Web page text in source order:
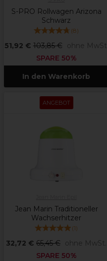
S-PRO Rollwagen Arizona
Schwarz
(8)
51,92 € 103,85 €
ohne MwSt.
SPARE 50%
In den Warenkorb
ANGEBOT
Jean Marin Traditioneller
Wachserhitzer
(1)
32,72 € 65,45 € ohne MwSt.
SPARE 50%